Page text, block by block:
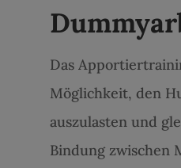
Das
Möglichkeit, den
auszulasten und
Bindung zwischen